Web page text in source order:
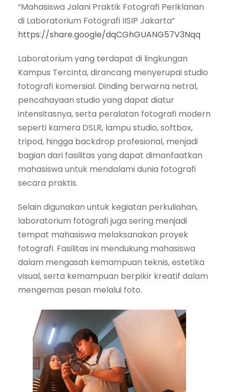
“Mahasiswa Jalani Praktik Fotografi Periklanan
di Laboratorium Fotografi IISIP Jakarta”
https://share.google/dqCGhGUANG57V3Nqq
Laboratorium yang terdapat di lingkungan
Kampus Tercinta, dirancang menyerupai studio
fotografi komersial. Dinding berwarna netral,
pencahayaan studio yang dapat diatur
intensitasnya, serta peralatan fotografi modern
seperti kamera DSLR, lampu studio, softbox,
tripod, hingga backdrop profesional, menjadi
bagian dari fasilitas yang dapat dimanfaatkan
mahasiswa untuk mendalami dunia fotografi
secara praktis.
Selain digunakan untuk kegiatan perkuliahan,
laboratorium fotografi juga sering menjadi
tempat mahasiswa melaksanakan proyek
fotografi. Fasilitas ini mendukung mahasiswa
dalam mengasah kemampuan teknis, estetika
visual, serta kemampuan berpikir kreatif dalam
mengemas pesan melalui foto.